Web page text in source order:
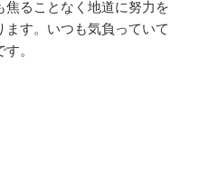
ることなく地道に努力を
す。いつも気負っていて
。